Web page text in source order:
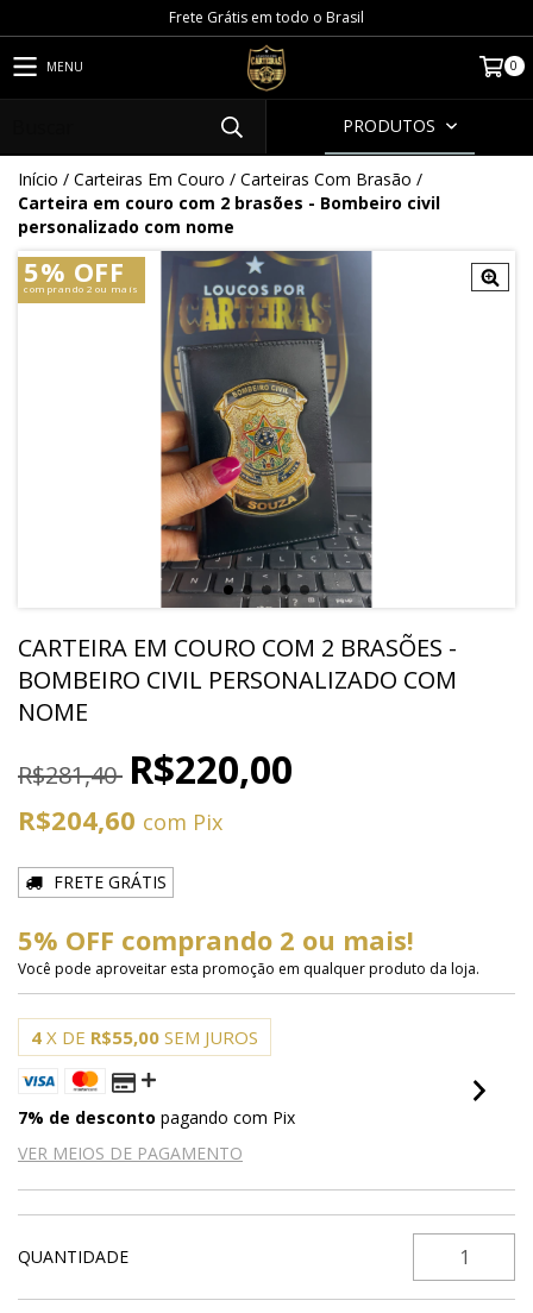
Frete Grátis em todo o Brasil
MENU 0
PRODUTOS
Início / Carteiras Em Couro / Carteiras Com Brasão /
Carteira em couro com 2 brasões - Bombeiro civil
personalizado com nome
5% OFF
comprando 2 ou mais
CARTEIRA EM COURO COM 2 BRASÕES -
BOMBEIRO CIVIL PERSONALIZADO COM
NOME
R$281,40 R$220,00
R$204,60 com Pix
FRETE GRÁTIS
5% OFF comprando 2 ou mais!
Você pode aproveitar esta promoção em qualquer produto da loja.
4 X DE R$55,00 SEM JUROS
7% de desconto pagando com Pix
VER MEIOS DE PAGAMENTO
QUANTIDADE